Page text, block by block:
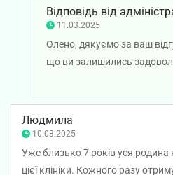
Відповідь від
11.03.2025
Олено, дякуємо за ваш
що ви залишились
офтальмолога Вадима
міцного здоров'я!
Людмила
10.03.2025
Уже близько 7 років уся родина
цієї клініки. Кожного разу